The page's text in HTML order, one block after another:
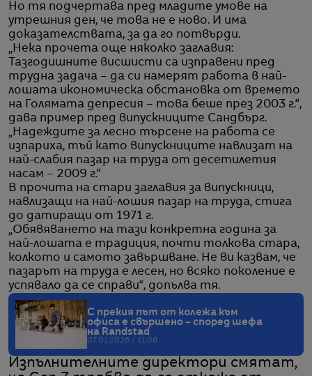
Но тя подчертава пред младите умове на
утрешния ден, че това не е ново. И има
доказателствата, за да го потвърди.
„Нека прочета още няколко заглавия:
Тазгодишните висшисти са изправени пред
трудна задача – да си намерят работа в най-
лошата икономическа обстановка от времето
на Голямата депресия – това беше през 2003 г.“,
дава пример пред випускниците Сандбърг.
„Надеждите за лесно търсене на работа се
изпариха, тъй като випускниците навлизат на
най-слабия пазар на труда от десетилетия
насам – 2009 г.“
В прочита на стари заглавия за випускници,
навлизащи на най-лошия пазар на труда, стига
до датиращи от 1971 г.
„Обявяването на тази конкретна година за
най-лошата е традиция, почти толкова стара,
колкото и самото завършване. Не ви казвам, че
пазарът на труда е лесен, но всяко поколение е
успявало да се справи“, допълва тя.
С прекия път от колежа към
офиса е свършено – според шефа
на Randstad
07.01.2026 / 11:06
Изпълнителните директори смятат,